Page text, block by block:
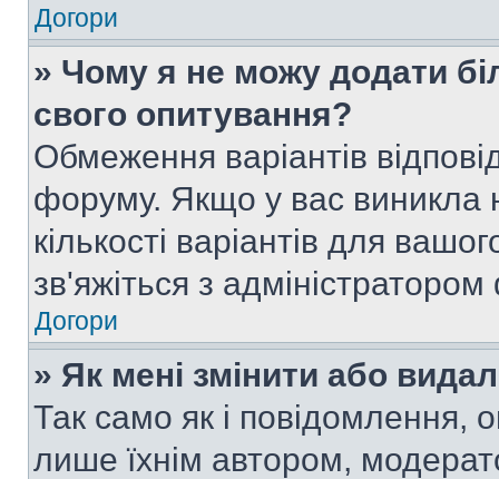
Догори
» Чому я не можу додати
свого опитування?
Обмеження варіантів
форуму. Якщо у вас виникла
кількості варіантів для
зв'яжіться з
Догори
» Як мені змінити або
Так само як і повідомлення,
лише їхнім автором,